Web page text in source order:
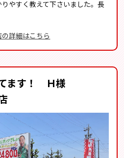
やすく教えて下さいました。長
詳細はこちら
ます！ Ｈ様